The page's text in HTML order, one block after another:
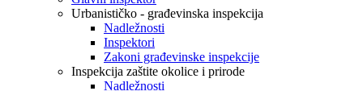
Urbanističko - građevinska inspekcija
Nadležnosti
Inspektori
Zakoni građevinske inspekcije
Inspekcija zaštite okolice i prirode
Nadležnosti